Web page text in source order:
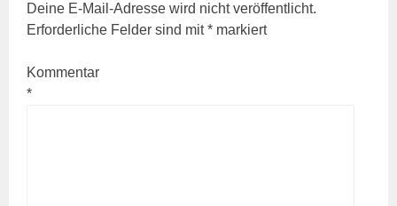
Deine E-Mail-Adresse wird nicht veröffentlicht.
Erforderliche Felder sind mit* markiert
Kommentar
*